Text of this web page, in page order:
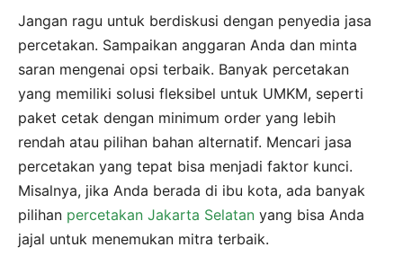
Jangan ragu untuk berdiskusi dengan penyedia jasa
percetakan. Sampaikan anggaran Anda dan minta
saran mengenai opsi terbaik. Banyak percetakan
yang memiliki solusi fleksibel untuk UMKM, seperti
paket cetak dengan minimum order yang lebih
rendah atau pilihan bahan alternatif. Mencari jasa
percetakan yang tepat bisa menjadi faktor kunci.
Misalnya, jika Anda berada di ibu kota, ada banyak
pilihan percetakan Jakarta Selatan yang bisa Anda
jajal untuk menemukan mitra terbaik.